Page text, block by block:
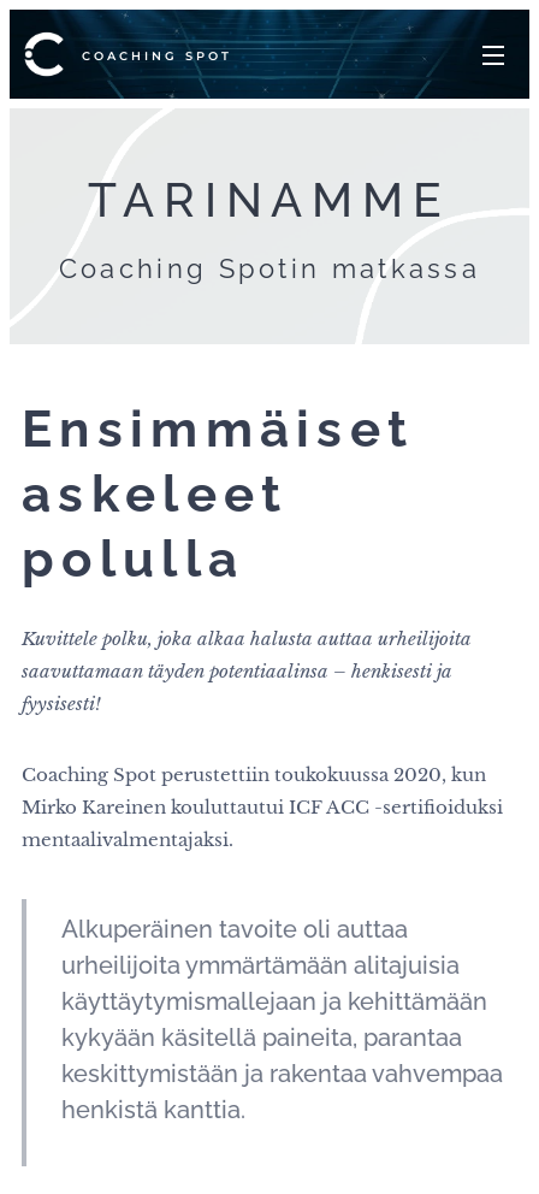
COACHING SPOT
TARINAMME
Coaching Spotin matkassa
Ensimmäiset
askeleet
polulla
Kuvittele polku, joka alkaa halusta auttaa urheilijoita
saavuttamaan täyden potentiaalinsa – henkisesti ja
fyysisesti!
Coaching Spot perustettiin toukokuussa 2020, kun
Mirko Kareinen kouluttautui ICF ACC -sertifioiduksi
mentaalivalmentajaksi.
Alkuperäinen tavoite oli auttaa
urheilijoita ymmärtämään alitajuisia
käyttäytymismallejaan ja kehittämään
kykyään käsitellä paineita, parantaa
keskittymistään ja rakentaa vahvempaa
henkistä kanttia.